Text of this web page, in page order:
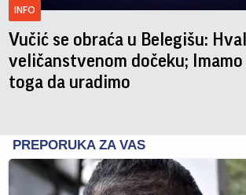
INFO
Vučić se obraća u Belegišu:
veličanstvenom dočeku;
toga da uradimo